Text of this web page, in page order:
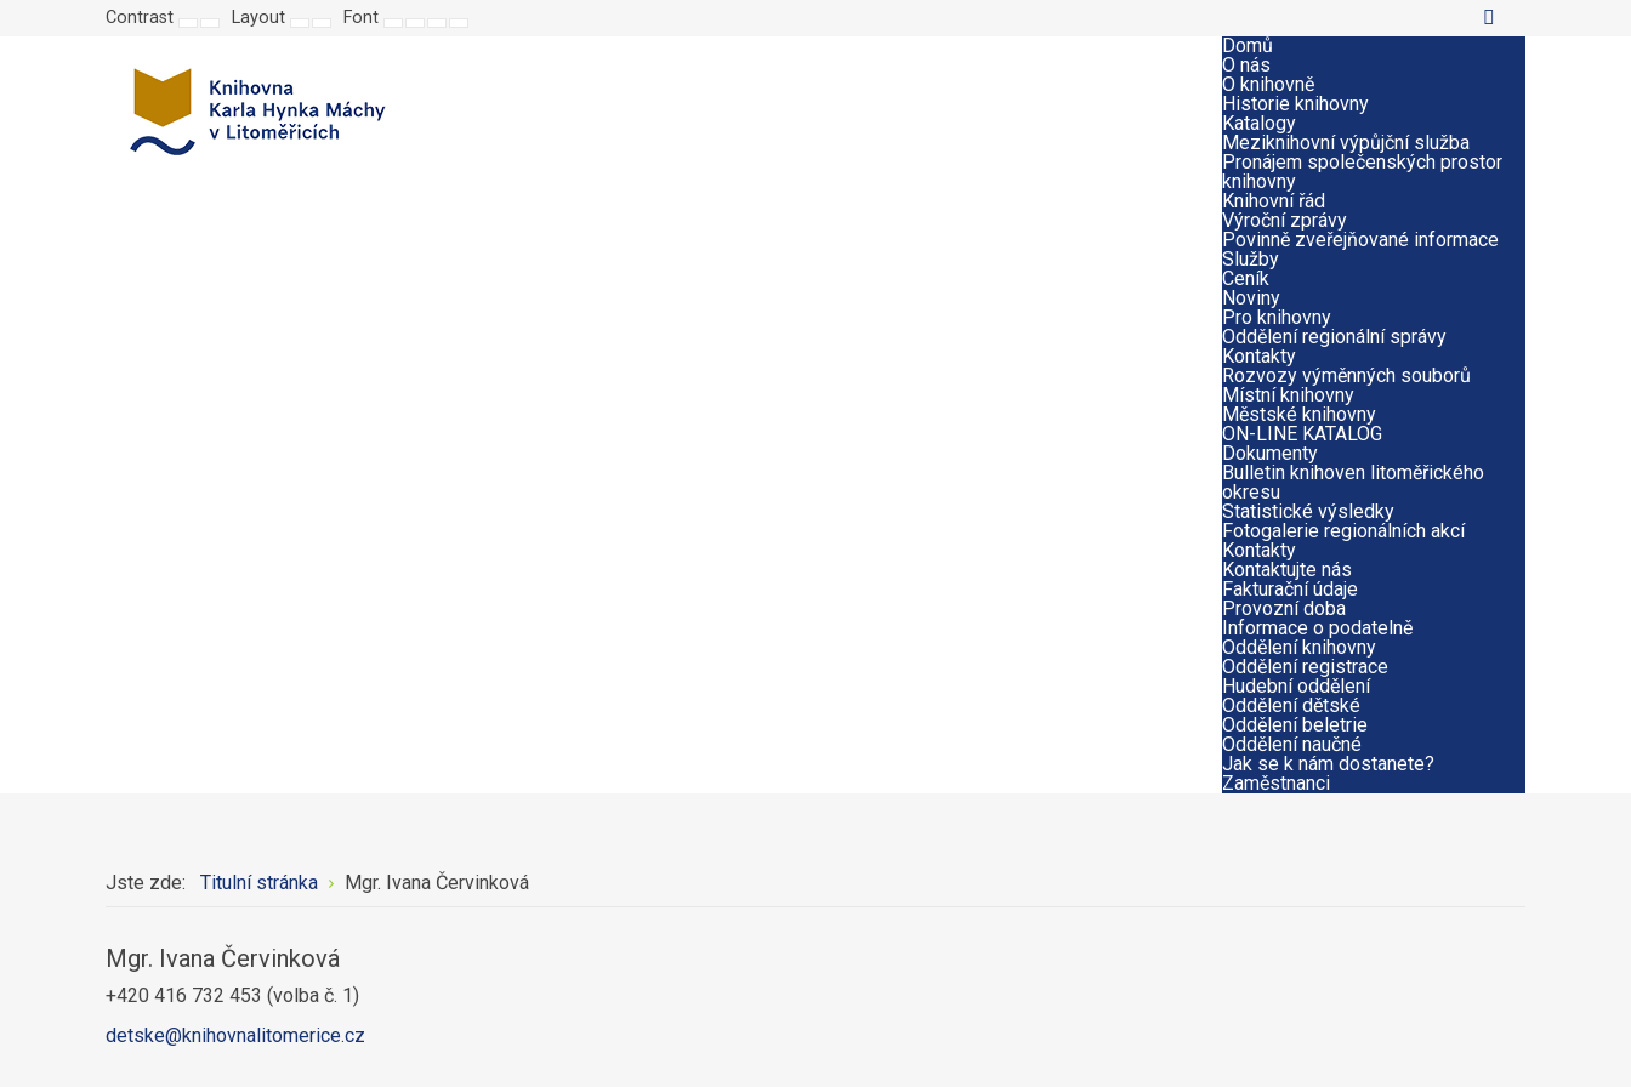
Contrast
Default
Night
Layout
FixedWide
Font
SetSetMakeSet
Domů
O nás
O knihovně
Historie knihovny
Katalogy
Meziknihovní výpůjční služba
Pronájem společenských prostor
knihovny
Knihovní řád
Výroční zprávy
Povinně zveřejňované informace
Služby
Ceník
Noviny
Pro knihovny
Oddělení regionální správy
Kontakty
Rozvozy výměnných souborů
Místní knihovny
Městské knihovny
ON-LINE KATALOG
Dokumenty
Bulletin knihoven litoměřického
okresu
Statistické výsledky
Fotogalerie regionálních akcí
Kontakty
Kontaktujte nás
Fakturační údaje
Provozní doba
Informace o podatelně
Oddělení knihovny
Oddělení registrace
Hudební oddělení
Oddělení dětské
Oddělení beletrie
Oddělení naučné
Jak se k nám dostanete?
Zaměstnanci
Jste zde: Titulní stránka Mgr. Ivana Červinková
Mgr. Ivana Červinková
+420 416 732 453 (volba č. 1)
detske@knihovnalitomerice.cz